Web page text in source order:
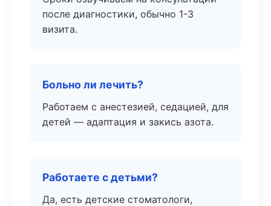
после диагностики, обычно 1-3
визита.
Больно ли лечить?
Работаем с анестезией, седацией, для
детей — адаптация и закись азота.
Работаете с детьми?
Да, есть детские стоматологи,